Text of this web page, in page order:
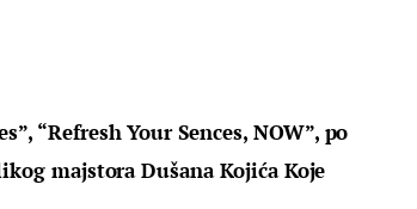
“Refresh Your Sences, NOW”, po
majstora Dušana Kojića Koje